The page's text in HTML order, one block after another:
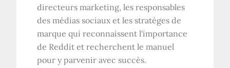
directeurs marketing, les responsables
des médias sociaux et les stratèges de
marque qui reconnaissent l'importance
de Reddit et recherchent le manuel
pour y parvenir avec succès.